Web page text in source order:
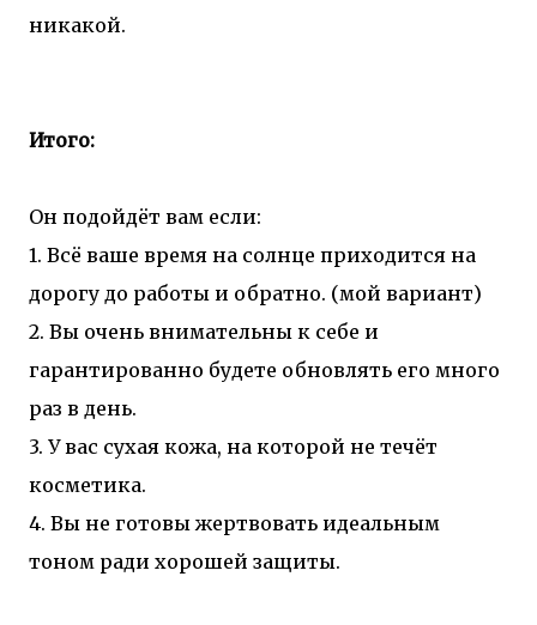
никакой.
Итого:
Он подойдёт вам если:
1. Всё ваше время на солнце приходится на
дорогу до работы и обратно. (мой вариант)
2. Вы очень внимательны к себе и
гарантированно будете обновлять его много
раз в день.
3. У вас сухая кожа, на которой не течёт
косметика.
4. Вы не готовы жертвовать идеальным
тоном ради хорошей защиты.